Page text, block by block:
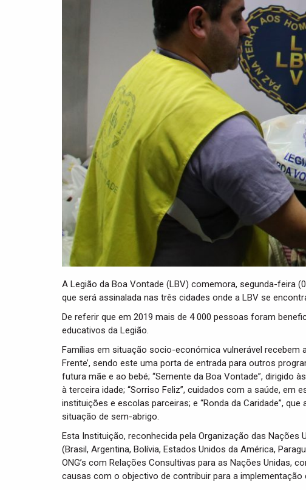
A Legião da Boa Vontade (LBV) comemora, segunda-feira
que será assinalada nas três cidades onde a LBV se
De referir que em 2019 mais de 4 000 pessoas foram
educativos da Legião.
Famílias em situação socio-económica vulnerável recebem
Frente’, sendo este uma porta de entrada para outros
futura mãe e ao bebé; “Semente da Boa Vontade”, dirigido
à terceira idade; “Sorriso Feliz”, cuidados com a saúde, em
instituições e escolas parceiras; e “Ronda da Caridade”,
situação de sem-abrigo.
Esta Instituição, reconhecida pela Organização das Nações
(Brasil, Argentina, Bolívia, Estados Unidos da América,
ONG’s com Relações Consultivas para as Nações Unidas,
causas com o objectivo de contribuir para a implementação